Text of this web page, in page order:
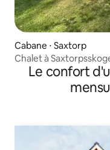
Cabane ⋅ Saxtorp
Chalet à
Le confort